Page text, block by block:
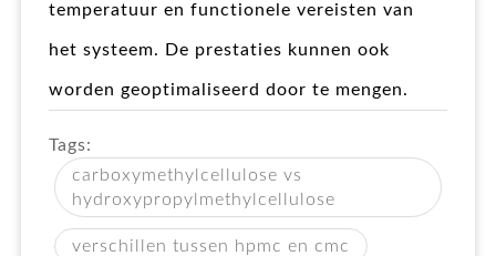
temperatuur en functionele vereisten van
het systeem. De prestaties kunnen ook
worden geoptimaliseerd door te mengen.
Tags:
carboxymethylcellulose vs
hydroxypropylmethylcellulose
verschillen tussen hpmc en cmc